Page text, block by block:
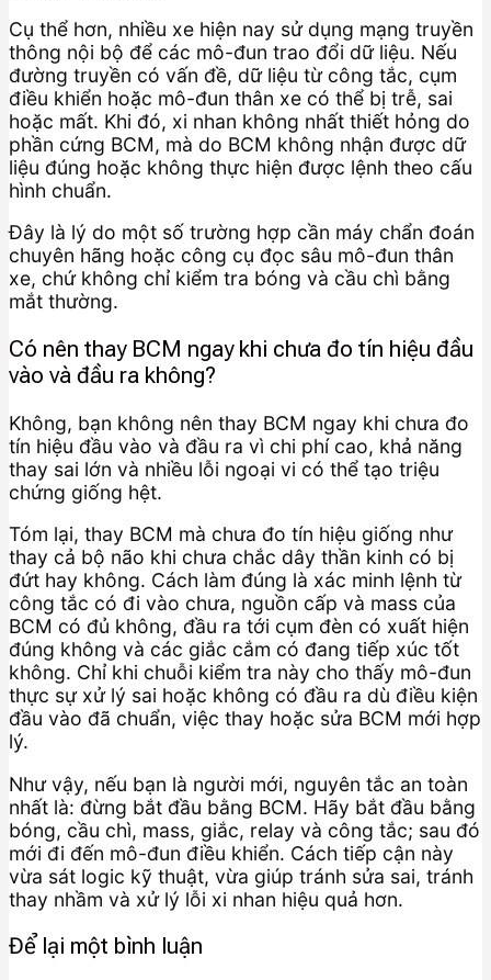
Cụ thể hơn, nhiều xe hiện nay sử dụng mạng truyền
thông nội bộ để các mô-đun trao đổi dữ liệu. Nếu
đường truyền có vấn đề, dữ liệu từ công tắc, cụm
điều khiển hoặc mô-đun thân xe có thể bị trễ, sai
hoặc mất. Khi đó, xi nhan không nhất thiết hỏng do
phần cứng BCM, mà do BCM không nhận được dữ
liệu đúng hoặc không thực hiện được lệnh theo cấu
hình chuẩn.
Đây là lý do một số trường hợp cần máy chẩn đoán
chuyên hãng hoặc công cụ đọc sâu mô-đun thân
xe, chứ không chỉ kiểm tra bóng và cầu chì bằng
mắt thường.
Có nên thay BCM ngay khi chưa đo tín hiệu đầu
vào và đầu ra không?
Không, bạn không nên thay BCM ngay khi chưa đo
tín hiệu đầu vào và đầu ra vì chi phí cao, khả năng
thay sai lớn và nhiều lỗi ngoại vi có thể tạo triệu
chứng giống hệt.
Tóm lại, thay BCM mà chưa đo tín hiệu giống như
thay cả bộ não khi chưa chắc dây thần kinh có bị
đứt hay không. Cách làm đúng là xác minh lệnh từ
công tắc có đi vào chưa, nguồn cấp và mass của
BCM có đủ không, đầu ra tới cụm đèn có xuất hiện
đúng không và các giắc cắm có đang tiếp xúc tốt
không. Chỉ khi chuỗi kiểm tra này cho thấy mô-đun
thực sự xử lý sai hoặc không có đầu ra dù điều kiện
đầu vào đã chuẩn, việc thay hoặc sửa BCM mới hợp
lý.
Như vậy, nếu bạn là người mới, nguyên tắc an toàn
nhất là: đừng bắt đầu bằng BCM. Hãy bắt đầu bằng
bóng, cầu chì, mass, giắc, relay và công tắc; sau đó
mới đi đến mô-đun điều khiển. Cách tiếp cận này
vừa sát logic kỹ thuật, vừa giúp tránh sửa sai, tránh
thay nhầm và xử lý lỗi xi nhan hiệu quả hơn.
Để lại một bình luận